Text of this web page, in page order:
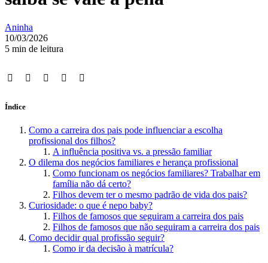
Aninha
10/03/2026
5 min de leitura
Índice
Como a carreira dos pais pode influenciar a escolha
profissional dos filhos?
A influência positiva vs. a pressão familiar
O dilema dos negócios familiares e herança profissional
Como funcionam os negócios familiares? Trabalhar em
família não dá certo?
Filhos devem ter o mesmo padrão de vida dos pais?
Curiosidade: o que é nepo baby?
Filhos de famosos que seguiram a carreira dos pais
Filhos de famosos que não seguiram a carreira dos pais
Como decidir qual profissão seguir?
Como ir da decisão à matrícula?